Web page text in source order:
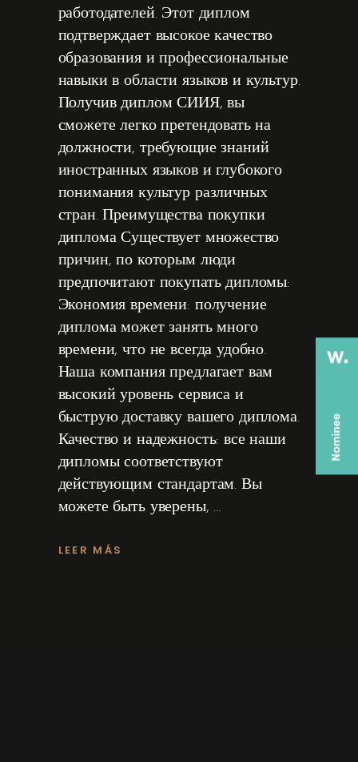
работодателей. Этот диплом
подтверждает высокое качество
образования и профессиональные
навыки в области языков и культур.
Получив диплом СИИЯ, вы
сможете легко претендовать на
должности, требующие знаний
иностранных языков и глубокого
понимания культур различных
стран. Преимущества покупки
диплома Существует множество
причин, по которым люди
предпочитают покупать дипломы:
Экономия времени: получение
диплома может занять много
времени, что не всегда удобно.
Наша компания предлагает вам
высокий уровень сервиса и
быструю доставку вашего диплома.
Качество и надежность: все наши
дипломы соответствуют
действующим стандартам. Вы
можете быть уверены,
LEER MÁS